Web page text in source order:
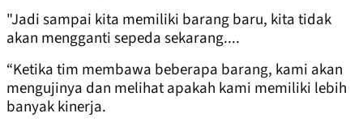
"Jadi sampai kita memiliki barang baru, kita tidak
akan mengganti sepeda sekarang....
“Ketika tim membawa beberapa barang, kami akan
mengujinya dan melihat apakah kami memiliki lebih
banyak kinerja.